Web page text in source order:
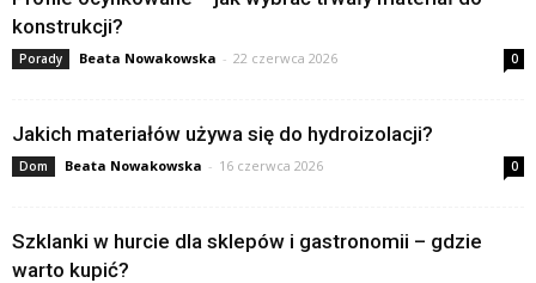
konstrukcji?
Porady Beata Nowakowska - 22 czerwca 2026 0
Jakich materiałów używa się do hydroizolacji?
Dom Beata Nowakowska - 16 czerwca 2026 0
Szklanki w hurcie dla sklepów i gastronomii – gdzie
warto kupić?